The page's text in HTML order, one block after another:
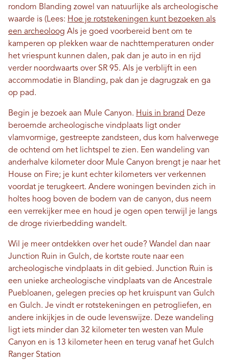
rondom Blanding zowel van natuurlijke als archeologische
waarde is (Lees: Hoe je rotstekeningen kunt bezoeken als
een archeoloog Als je goed voorbereid bent om te
kamperen op plekken waar de nachttemperaturen onder
het vriespunt kunnen dalen, pak dan je auto in en rijd
verder noordwaarts over SR 95. Als je verblijft in een
accommodatie in Blanding, pak dan je dagrugzak en ga
op pad.
Begin je bezoek aan Mule Canyon. Huis in brand Deze
beroemde archeologische vindplaats ligt onder
vlamvormige, gestreepte zandsteen, dus kom halverwege
de ochtend om het lichtspel te zien. Een wandeling van
anderhalve kilometer door Mule Canyon brengt je naar het
House on Fire; je kunt echter kilometers ver verkennen
voordat je terugkeert. Andere woningen bevinden zich in
holtes hoog boven de bodem van de canyon, dus neem
een ​​verrekijker mee en houd je ogen open terwijl je langs
de droge rivierbedding wandelt.
Wil je meer ontdekken over het oude? Wandel dan naar
Junction Ruin in Gulch, de kortste route naar een
archeologische vindplaats in dit gebied. Junction Ruin is
een unieke archeologische vindplaats van de Ancestrale
Puebloanen, gelegen precies op het kruispunt van Gulch
en Gulch. Je vindt er rotstekeningen en petrogliefen, en
andere inkijkjes in de oude levenswijze. Deze wandeling
ligt iets minder dan 32 kilometer ten westen van Mule
Canyon en is 13 kilometer heen en terug vanaf het Gulch
Ranger Station